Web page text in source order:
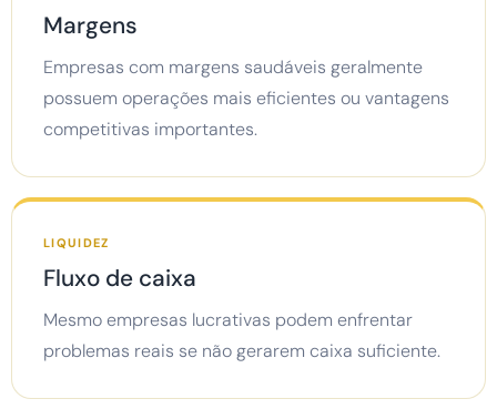
Margens
Empresas com margens saudáveis geralmente
possuem operações mais eficientes ou vantagens
competitivas importantes.
LIQUIDEZ
Fluxo de caixa
Mesmo empresas lucrativas podem enfrentar
problemas reais se não gerarem caixa suficiente.